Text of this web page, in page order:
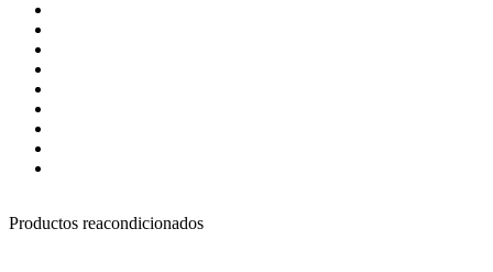
Productos reacondicionados